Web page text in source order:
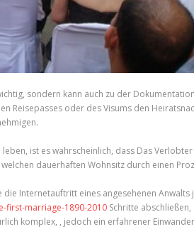
sondern kann auch zu der
Reisepasses oder des Visums den
ist es wahrscheinlich, dass Das
dauerhaften Wohnsitz durch einen
die Internetauftritt eines angesehenen
first-marriage-1890-2010 Schritte
komplex, , jedoch ein erfahrener